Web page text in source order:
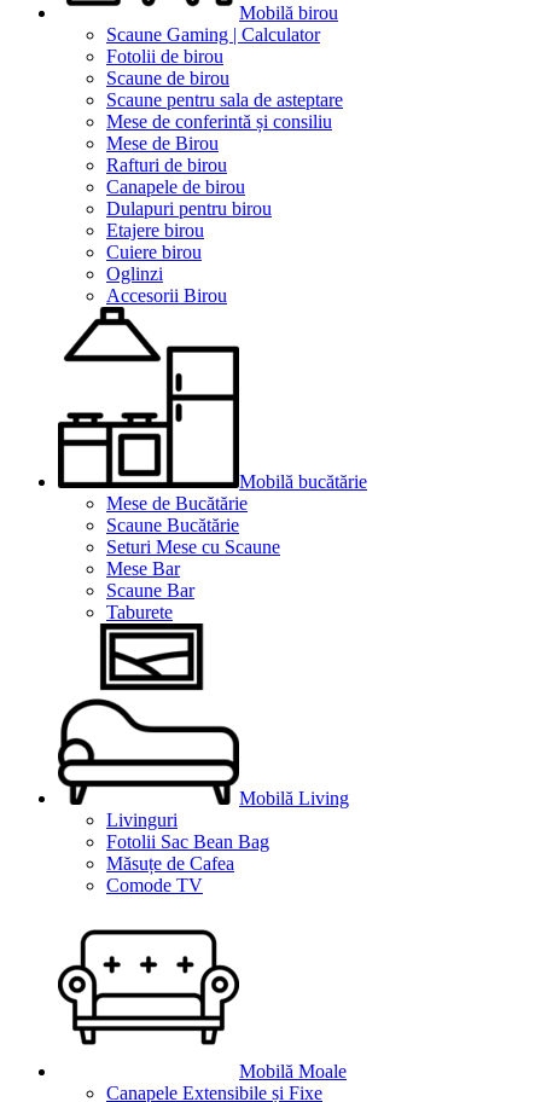
Mobilă birou
Scaune Gaming | Calculator
Fotolii de birou
Scaune de birou
Scaune pentru sala de asteptare
Mese de conferintă și consiliu
Mese de Birou
Rafturi de birou
Canapele de birou
Dulapuri pentru birou
Etajere birou
Cuiere birou
Oglinzi
Accesorii Birou
Mobilă bucătărie
Mese de Bucătărie
Scaune Bucătărie
Seturi Mese cu Scaune
Mese Bar
Scaune Bar
Taburete
Mobilă Living
Livinguri
Fotolii Sac Bean Bag
Măsuțe de Cafea
Comode TV
Mobilă Moale
Canapele Extensibile și Fixe